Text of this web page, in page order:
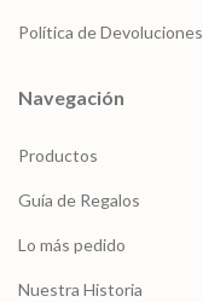
Política de Devoluciones
Navegación
Productos
Guía de Regalos
Lo más pedido
Nuestra Historia